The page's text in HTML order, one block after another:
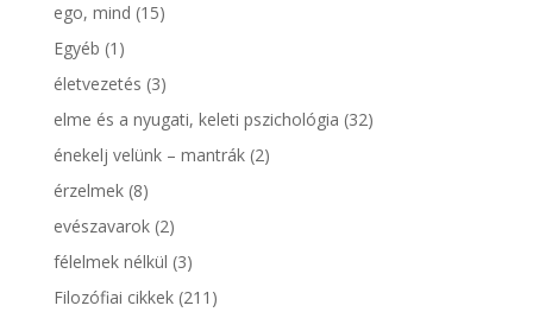
ego, mind (15)
Egyéb (1)
életvezetés (3)
elme és a nyugati, keleti pszichológia (32)
énekelj velünk – mantrák(2)
érzelmek(8)
evészavarok(2)
félelmek nélkül (3)
Filozófiai cikkek(211)